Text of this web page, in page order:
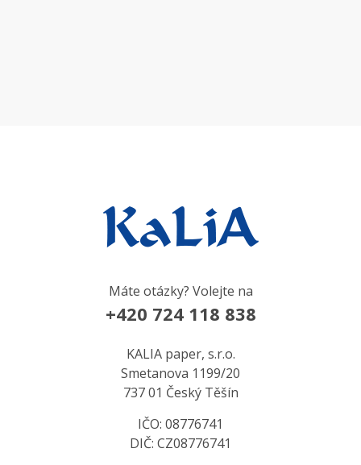
Máte otázky? Volejte na
+420 724 118 838
KALIA paper, s.r.o.
Smetanova 1199/20
737 01 Český Těšín
IČO: 08776741
DIČ: CZ08776741